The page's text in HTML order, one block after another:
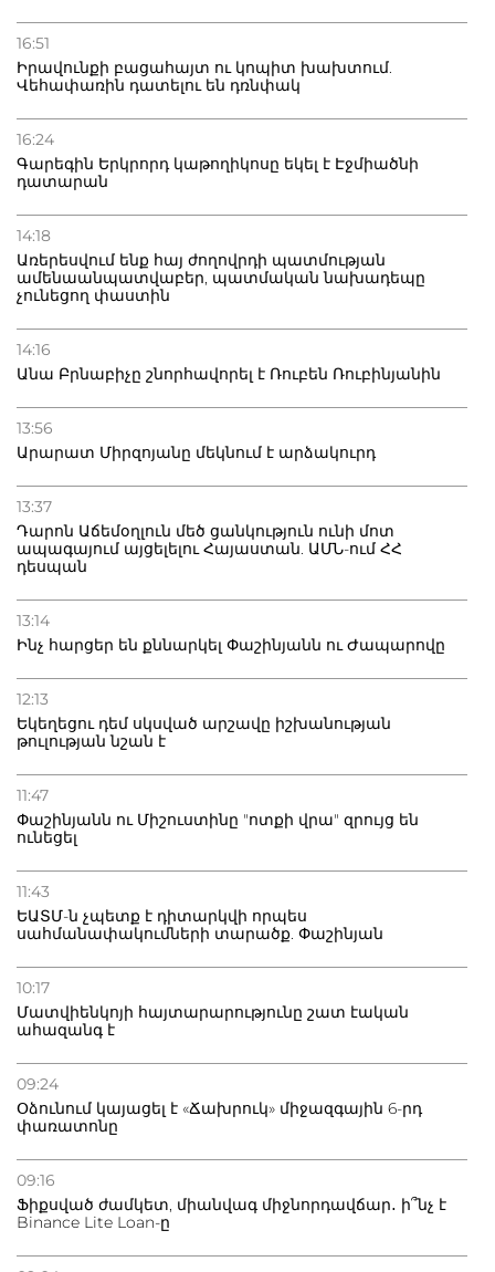
16:51
Իրավունքի բացահայտ ու կոպիտ խախտում.
Վեհափառին դատելու են դռնփակ
16:24
Գարեգին Երկրորդ կաթողիկոսը եկել է Էջմիածնի
դատարան
14:18
Առերեսվում ենք հայ ժողովրդի պատմության
ամենաանպատվաբեր, պատմական նախադեպը
չունեցող փաստին
14:16
Անա Բրնաբիչը շնորհավորել է Ռուբեն Ռուբինյանին
13:56
Արարատ Միրզոյանը մեկնում է արձակուրդ
13:37
Դարոն Աճեմօղլուն մեծ ցանկություն ունի մոտ
ապագայում այցելելու Հայաստան. ԱՄՆ-ում ՀՀ
դեսպան
13:14
Ինչ հարցեր են քննարկել Փաշինյանն ու Ժապարովը
12:13
Եկեղեցու դեմ սկսված արշավը իշխանության
թուլության նշան է
11:47
Փաշինյանն ու Միշուստինը "ոտքի վրա" զրույց են
ունեցել
11:43
ԵԱՏՄ-ն չպետք է դիտարկվի որպես
սահմանափակումների տարածք. Փաշինյան
10:17
Մատվիենկոյի հայտարարությունը շատ էական
ահազանգ է
09:24
Օձունում կայացել է «Ճախրուկ» միջազգային 6-րդ
փառատոնը
09:16
Ֆիքսված ժամկետ, միանվագ միջնորդավճար․ ի՞նչ է
Binance Lite Loan-ը